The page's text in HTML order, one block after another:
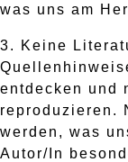
was uns am
3. Keine
entdecken und
reproduzieren.
werden, was
Autor/In